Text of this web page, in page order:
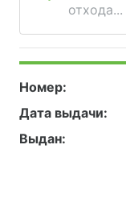
отхода...
Номер:
Дата выдачи:
Выдан: